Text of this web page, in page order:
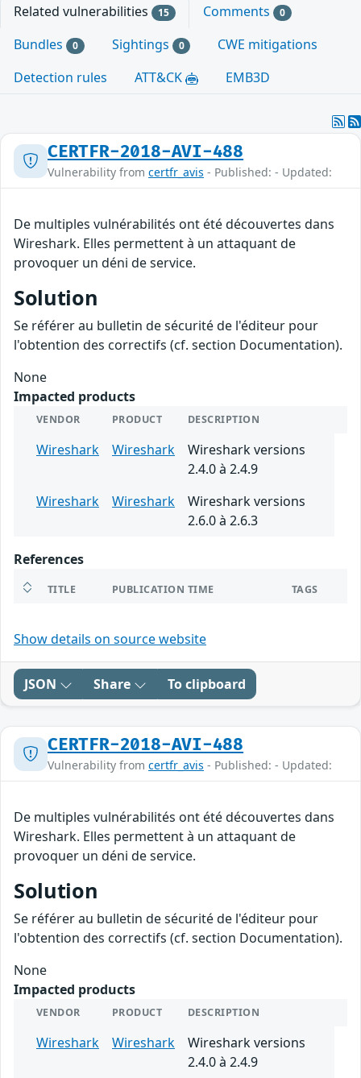
Related vulnerabilities 15 Comments 0
Bundles 0 Sightings 0
CWE mitigations
Detection rules
ATT&CK EMB3D
CERTFR-2018-AVI-488
Vulnerability from certfr_avis - Published: - Updated:
De multiples vulnérabilités ont été découvertes dans
Wireshark. Elles permettent à un attaquant de
provoquer un déni de service.
Solution
Se référer au bulletin de sécurité de l'éditeur pour
l'obtention des correctifs (cf. section Documentation).
None
Impacted products
VENDOR PRODUCT DESCRIPTION
Wireshark Wireshark
Wireshark versions
2.4.0 à 2.4.9
Wireshark
Wireshark
Wireshark versions
2.6.0 à 2.6.3
References
TITLE PUBLICATION TIME TAGS
Show details on source website
JSON Share To clipboard
CERTFR-2018-AVI-488
Vulnerability from certfr_avis - Published: - Updated:
De multiples vulnérabilités ont été découvertes dans
Wireshark. Elles permettent à un attaquant de
provoquer un déni de service.
Solution
Se référer au bulletin de sécurité de l'éditeur pour
l'obtention des correctifs (cf. section Documentation).
None
Impacted products
VENDOR PRODUCT DESCRIPTION
Wireshark Wireshark
Wireshark versions
2.4.0 à 2.4.9